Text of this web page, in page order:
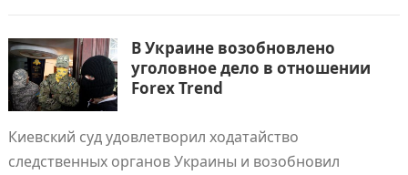
В Украине возобновлено
уголовное дело в отношении
Forex Trend
Киевский суд удовлетворил ходатайство
следственных органов Украины и возобновил